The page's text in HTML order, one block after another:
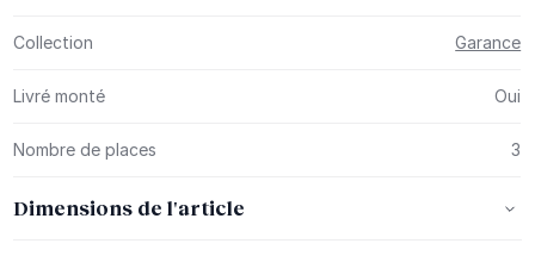
Collection Garance
Livré monté Oui
Nombre de places 3
Dimensions de l'article